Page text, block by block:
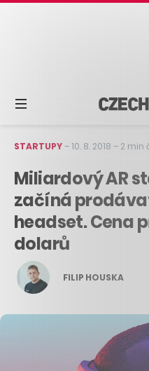
STARTUPY–10. 8. 2018 – 2 min
Miliardový AR
začíná
headset. Cena
dolarů
FILIP HOUSKA